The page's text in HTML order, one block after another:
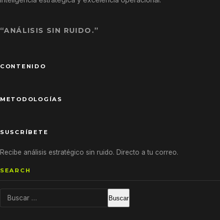
“ANÁLISIS SIN RUIDO.”
CONTENIDO
METODOLOGÍAS
SUSCRÍBETE
Recibe análisis estratégico sin ruido. Directo a tu correo.
SEARCH
Buscar: